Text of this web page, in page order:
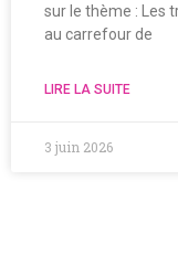
sur le thème : Les
au carrefour de
LIRE LA SUITE
3 juin 2026